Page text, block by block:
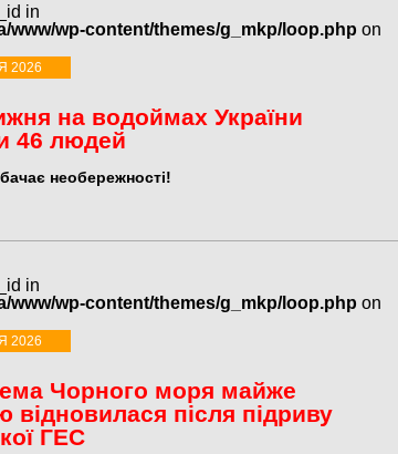
in
www/wp-content/themes/g_mkp/loop.php on
2026
на водоймах України
46 людей
необережності!
in
www/wp-content/themes/g_mkp/loop.php on
2026
Чорного моря майже
відновилася після підриву
ГЕС